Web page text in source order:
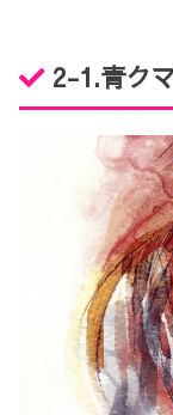
2-1.青クマ